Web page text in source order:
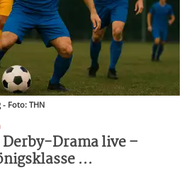
- Foto: THN
Drama live –
...